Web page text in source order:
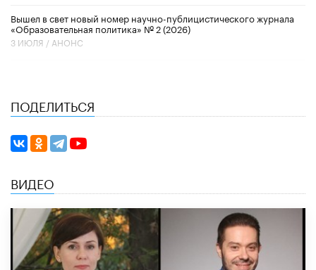
Вышел в свет новый номер научно-публицистического журнала
«Образовательная политика» № 2 (2026)
3 ИЮЛЯ / АНОНС
ПОДЕЛИТЬСЯ
ВИДЕО